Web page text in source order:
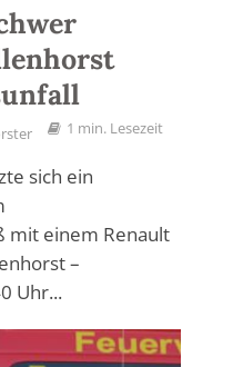
1 min. Lesezeit
sich ein
mit einem Renault
–
Uhr...